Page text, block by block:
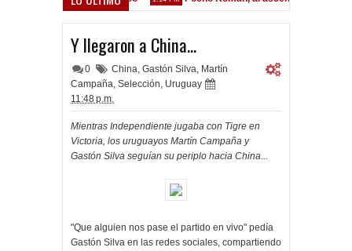
Y llegaron a China...
0 China, Gastón Silva, Martín
Campaña, Selección, Uruguay
11:48 p.m.
Mientras Independiente jugaba con Tigre en
Victoria, los uruguayos Martín Campaña y
Gastón Silva seguían su periplo hacia China...
"Que alguien nos pase el partido en vivo" pedía
Gastón Silva en las redes sociales, compartiendo